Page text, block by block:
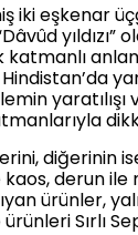
iki eşkenar
yıldızı”
diğerinin
derun
ürünler,
Sırlı